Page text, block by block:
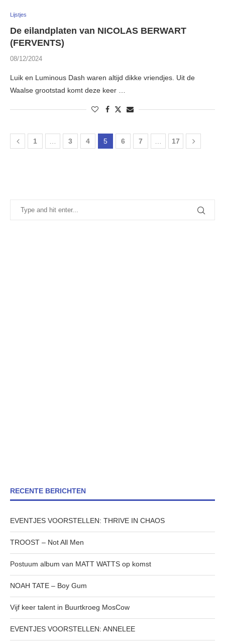
Lijstjes
De eilandplaten van NICOLAS BERWART
(FERVENTS)
08/12/2024
Luik en Luminous Dash waren altijd dikke vriendjes. Uit de
Waalse grootstad komt deze keer …
1 … 3 4 5 6 7 … 17
RECENTE BERICHTEN
EVENTJES VOORSTELLEN: THRIVE IN CHAOS
TROOST – Not All Men
Postuum album van MATT WATTS op komst
NOAH TATE – Boy Gum
Vijf keer talent in Buurtkroeg MosCow
EVENTJES VOORSTELLEN: ANNELEE